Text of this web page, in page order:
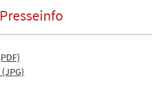
Presseinfo